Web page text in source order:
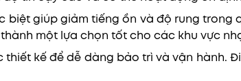
biệt giúp giảm tiếng ồn và độ rung
một lựa chọn tốt cho các khu vực
thiết kế để dễ dàng bảo trì và vận hành.